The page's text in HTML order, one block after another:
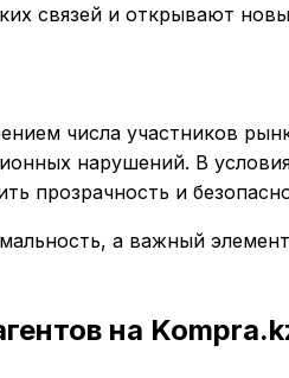
связей и открывают
числа участников
нарушений. В
прозрачность и
а важный
на